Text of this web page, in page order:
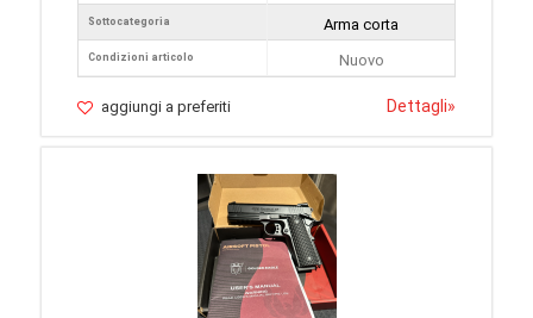
Sottocategoria
Condizioni articolo
Arma corta
Nuovo
aggiungi a preferiti Dettagli»